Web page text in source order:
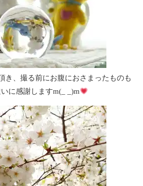
き、撮る前にお腹におさまったものも
に感謝しますm(_ _)m